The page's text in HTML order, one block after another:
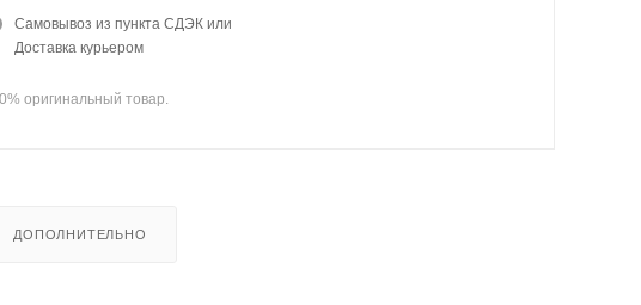
Самовывоз из пункта СДЭК или
Доставка курьером
оригинальный товар.
ДОПОЛНИТЕЛЬНО